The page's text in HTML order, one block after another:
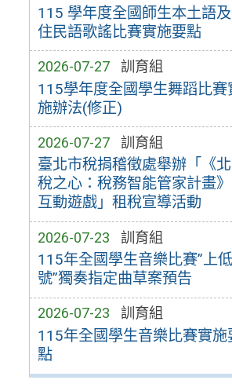
115 學年度全國師生本土語
住民語歌謠比賽實施要點
2026-07-27 訓育組
115學年度全國學生舞蹈比賽
施辦法(修正)
2026-07-27 訓育組
臺北市稅捐稽徵處舉辦「《
稅之心：稅務智能管家計畫
互動遊戲」租稅宣導活動
2026-07-23 訓育組
115年全國學生音樂比賽”上
號”獨奏指定曲草案預告
2026-07-23 訓育組
115年全國學生音樂比賽實施
點